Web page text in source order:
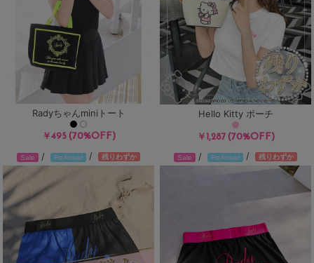
Radyちゃんminiトート
￥495(70%OFF)
Hello Kitty ポーチ
￥1,287(70%OFF)
Sale / ReArrival / 残りわずか Sale / ReArrival / 残りわずか